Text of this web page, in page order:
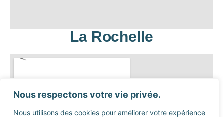
Nous respectons votre vie privée.
Nous utilisons des cookies pour améliorer votre expérience
La Rochelle